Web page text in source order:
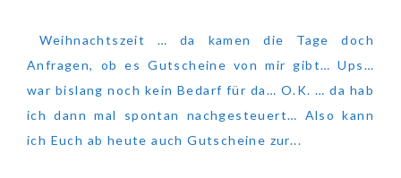
Weihnachtszeit … da kamen die Tage doch
Anfragen, ob es Gutscheine von mir gibt… Ups…
war bislang noch kein Bedarf für da… O.K. … da hab
ich dann mal spontan nachgesteuert… Also kann
ich Euch ab heute auch Gutscheine zur...